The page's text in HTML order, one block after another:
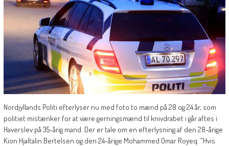
Nordjyllands Politi efterlyser nu med foto to mænd på 28 og 24 år, som
politiet mistænker for at være gerningsmænd til knivdrabet i går aftes i
Haverslev på 35-årig mand. Der er tale om en efterlysning af den 28-årige
Kion Hjaltalin Bertelsen og den 24-årige Mohammed Omar Royeq. "Hvis